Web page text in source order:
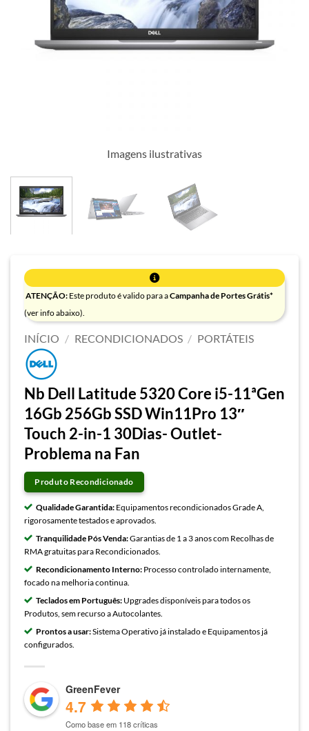
Imagens ilustrativas
ATENÇÃO: Este produto é valido para aCampanha de Portes Grátis*
(ver info abaixo).
INÍCIO / RECONDICIONADOS / PORTÁTEIS
Nb Dell Latitude 5320 Core i5-11ªGen
16Gb 256Gb SSD Win11Pro 13″
Touch 2-in-1 30Dias- Outlet-
Problema na Fan
Produto Recondicionado
Qualidade Garantida: Equipamentos recondicionados Grade A,
rigorosamente testados e aprovados.
Tranquilidade Pós Venda:Garantias de 1 a 3 anos com Recolhas de
RMA gratuitas para Recondicionados.
Recondicionamento Interno: Processo controlado internamente,
focado na melhoria continua.
Teclados em Português: Upgrades disponíveis para todos os
Produtos, sem recurso a Autocolantes.
Prontos a usar:Sistema Operativo já instalado e Equipamentos já
configurados.
GreenFever
4.7
Como base em 118 críticas